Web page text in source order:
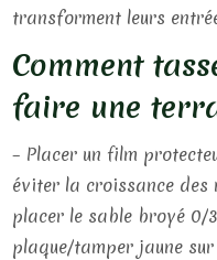
transforment leurs
Comment
faire une
– Placer un film
éviter la croissance des
placer le sable broyé 0/
plaque/tamper jaune